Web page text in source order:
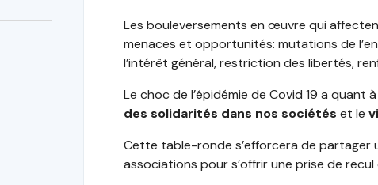
Les bouleversements en œuvre qui
menaces et opportunités: mutations de
l’intérêt général, restriction des libertés,
Le choc de l’épidémie de Covid 19 a
des solidarités dans nos sociétés et le
Cette table-ronde s’efforcera de partager
associations pour s’offrir une prise de